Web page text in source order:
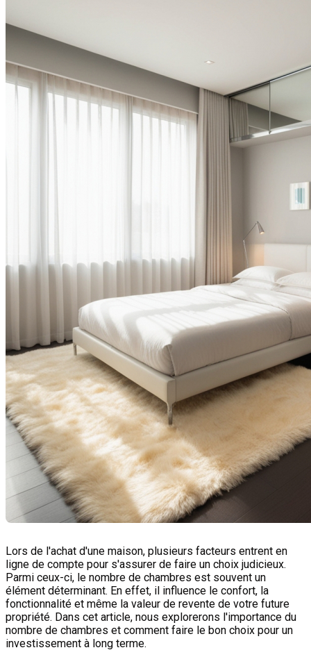
Lors de l'achat d'une maison, plusieurs facteurs entrent en
ligne de compte pour s'assurer de faire un choix judicieux.
Parmi ceux-ci, le nombre de chambres est souvent un
élément déterminant. En effet, il influence le confort, la
fonctionnalité et même la valeur de revente de votre future
propriété. Dans cet article, nous explorerons l'importance du
nombre de chambres et comment faire le bon choix pour un
investissement à long terme.